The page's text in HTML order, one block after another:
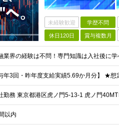
未経験歓迎 学歴不問
休日120日 賞与複数月
以内